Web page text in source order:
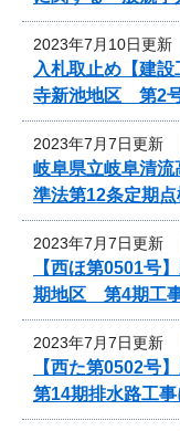
2023年7月10日更新
入札取止め【建
寺新池地区 第2
2023年7月7日更新
岐阜県立岐阜清
準法第12条定期
2023年7月7日更新
【西ほ第0501号
期地区 第4期工
2023年7月7日更新
【西た第0502号
第14期排水路工